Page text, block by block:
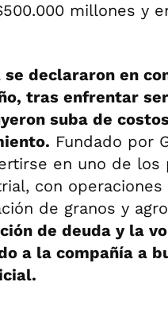
millones y
se declararon en
tras enfrentar
suba de
Fundado por
en uno de los
con
de granos y
de deuda y la
a la compañía a